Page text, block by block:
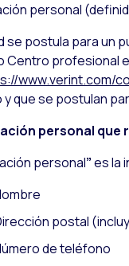
personal
se postula para un
Centro profesional
www.verint.com/
y que se postulan
personal que
personal”es la
postal
de teléfono